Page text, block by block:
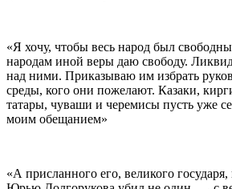
«Я хочу, чтобы весь народ был
народам иной веры даю свободу.
над ними. Приказываю им избрать
среды, кого они пожелают. Казаки,
татары, чуваши и черемисы пусть уже
моим обещанием»
«А присланного его, великого